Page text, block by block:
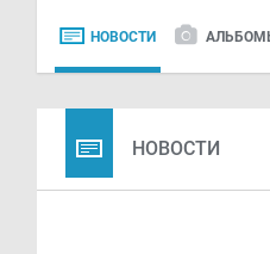
НОВОСТИ
НОВОСТИ